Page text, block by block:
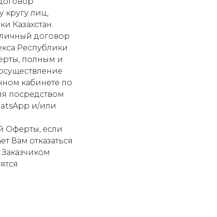
кругу лиц,
Казахстан.
договор
Республики
полным и
кабинете по
посредством
и/или
Оферты, если
Вам отказаться